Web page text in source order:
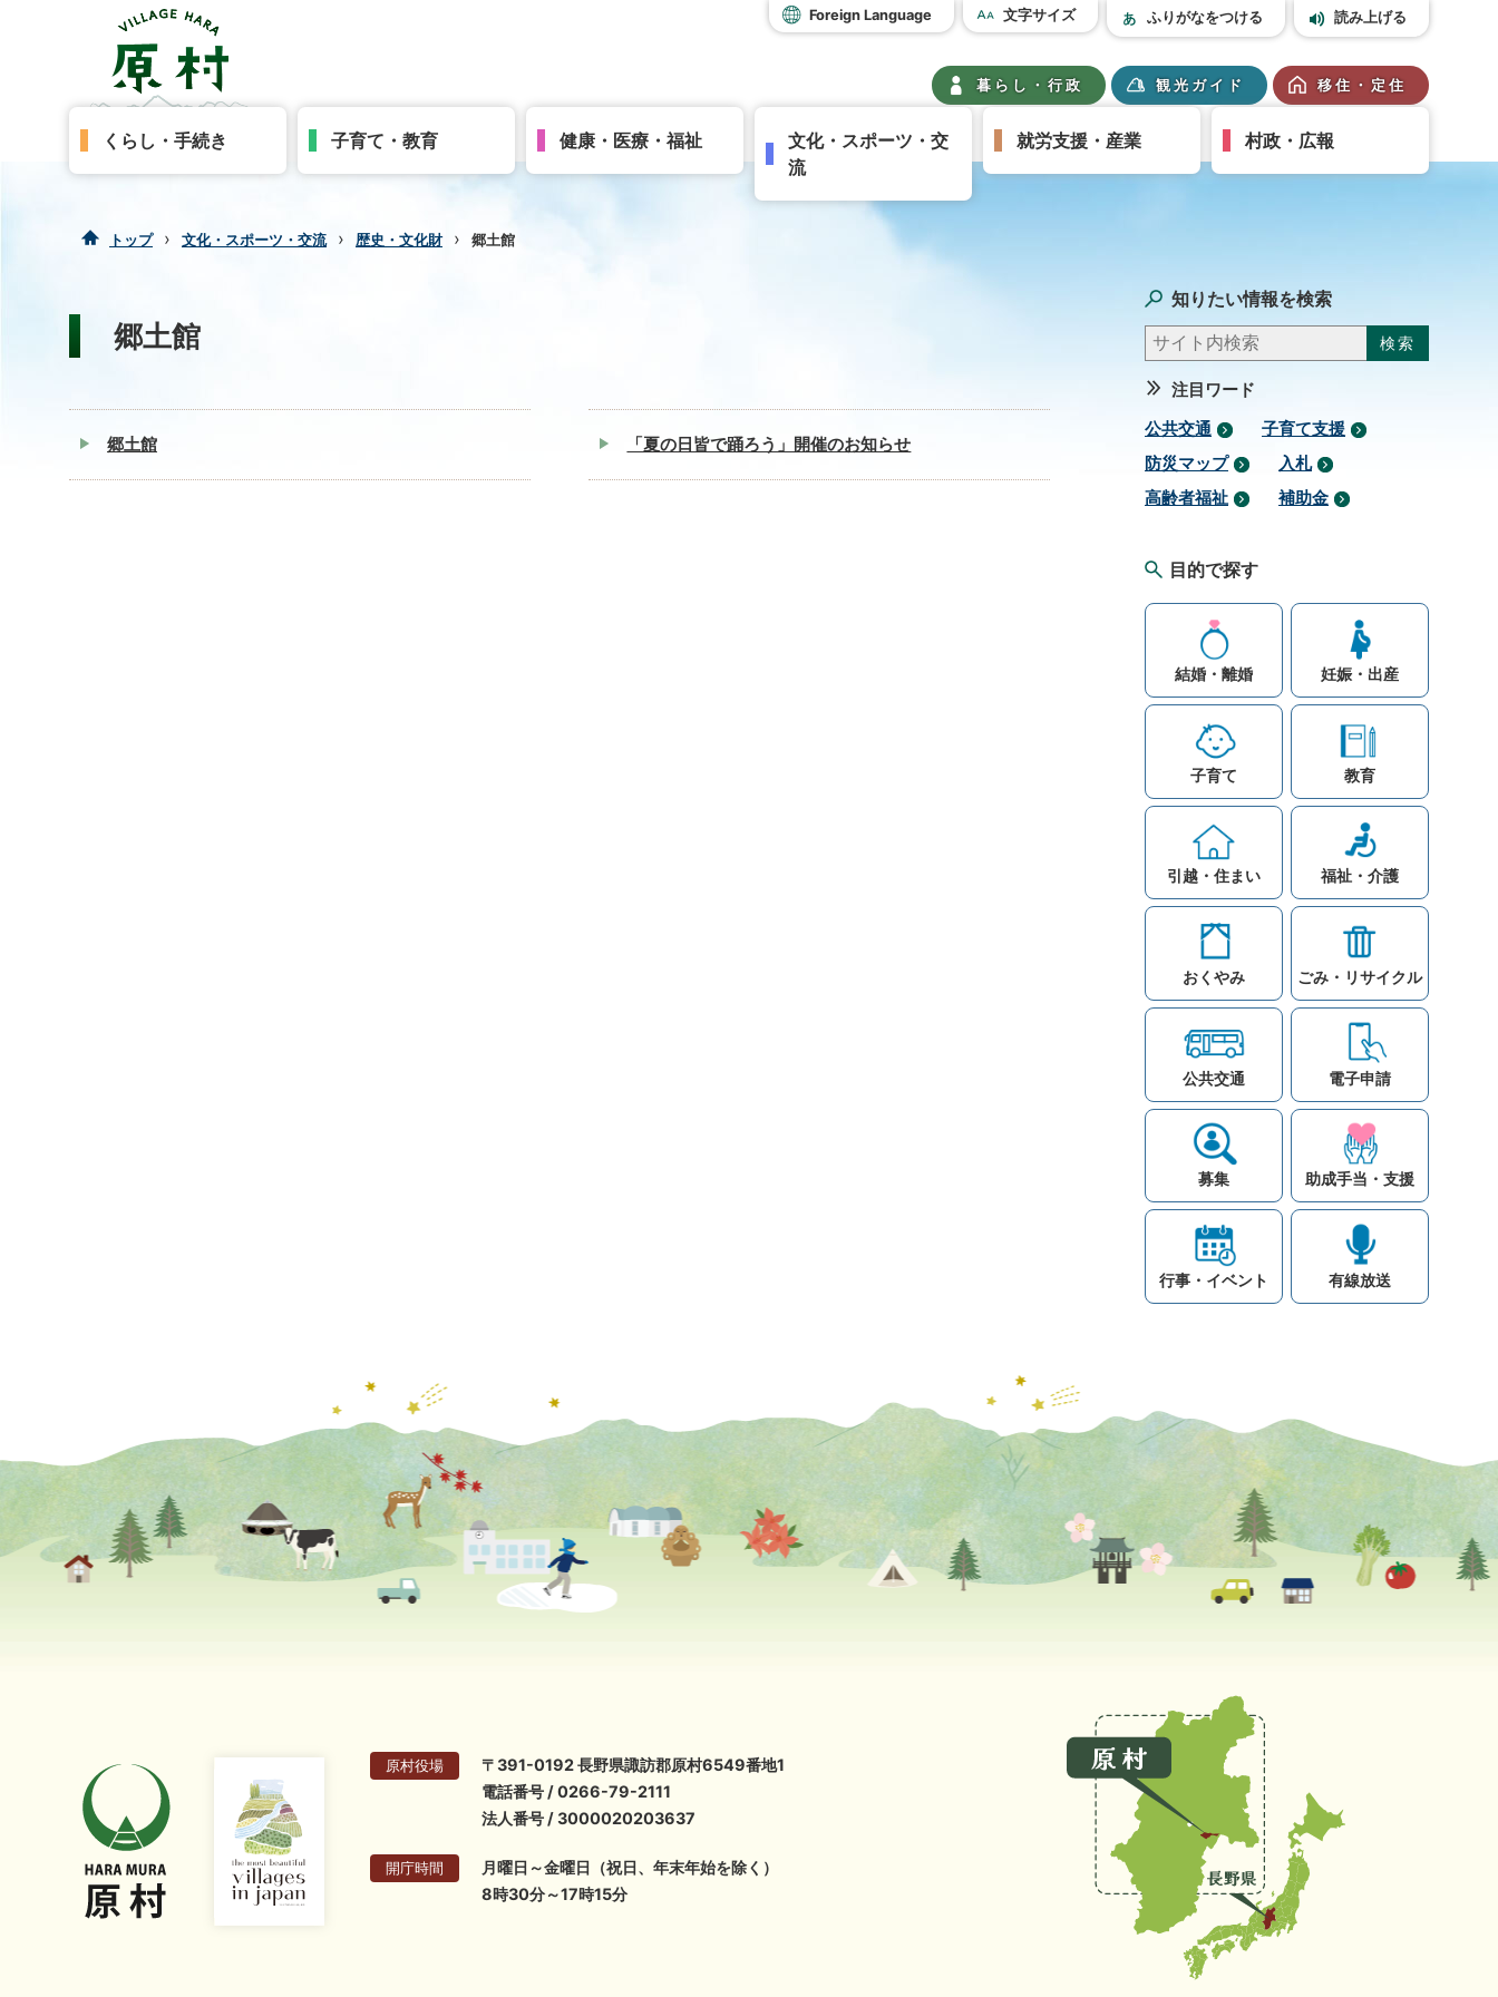
Foreign Language 文字サイズ ふりがなをつける 読み上げる
暮らし・行政 観光ガイド 移住・定住
くらし・手続き 子育て・教育 健康・医療・福祉
文化・スポーツ・交
流
就労支援・産業 村政・広報
トップ › 文化・スポーツ・交流 › 歴史・文化財 › 郷土館
郷土館
郷土館 「夏の日皆で踊ろう」開催のお知らせ
知りたい情報を検索
注目ワード
公共交通
子育て支援
防災マップ
入札
高齢者福祉
補助金
目的で探す
結婚・離婚 妊娠・出産
子育て 教育
引越・住まい 福祉・介護
おくやみ ごみ・リサイクル
公共交通 電子申請
募集 助成手当・支援
行事・イベント 有線放送
原村役場
〒391-0192 長野県諏訪郡原村6549番地1
電話番号 / 0266-79-2111
法人番号 / 3000020203637
開庁時間
月曜日～金曜日（祝日、年末年始を除く）
8時30分～17時15分